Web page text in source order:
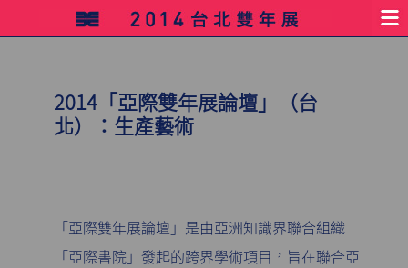
2014「亞際雙年展論壇」（台
北）：生產藝術
「亞際雙年展論壇」是由亞洲知識界聯合組織
「亞際書院」發起的跨界學術項目，旨在聯合亞